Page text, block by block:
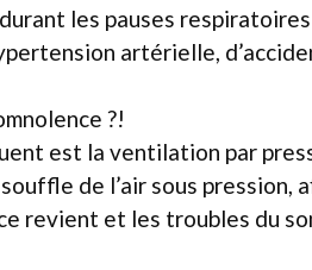
les pauses
artérielle,
?!
est la ventilation par
de l’air sous
revient et les troubles du